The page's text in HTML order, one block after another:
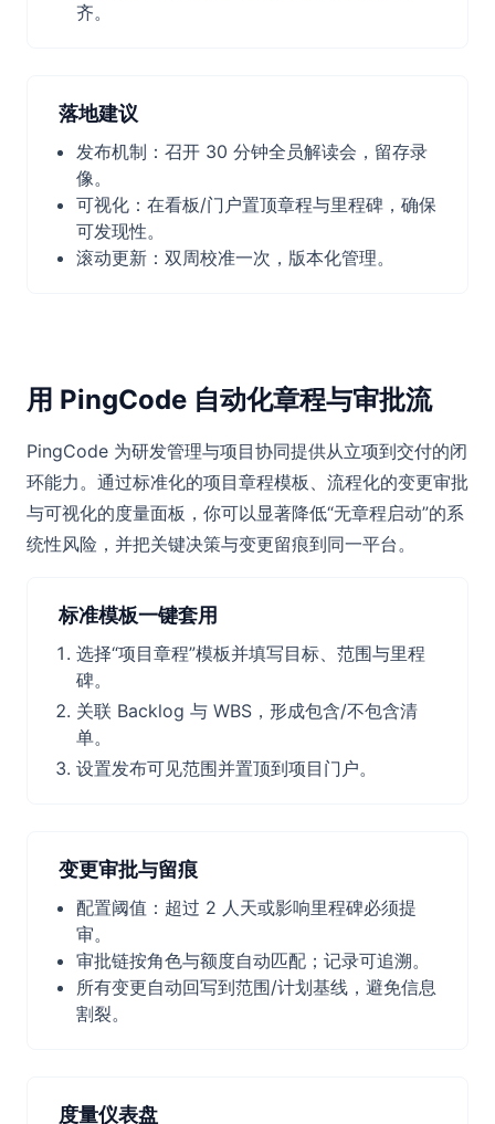
齐。
落地建议
发布机制：召开 30 分钟全员解读会，留存录
像。
可视化：在看板/门户置顶章程与里程碑，确保
可发现性。
滚动更新：双周校准一次，版本化管理。
用 PingCode 自动化章程与审批流
PingCode 为研发管理与项目协同提供从立项到交付的闭
环能力。通过标准化的项目章程模板、流程化的变更审批
与可视化的度量面板，你可以显著降低“无章程启动”的系
统性风险，并把关键决策与变更留痕到同一平台。
标准模板一键套用
选择“项目章程”模板并填写目标、范围与里程
碑。
关联 Backlog 与 WBS，形成包含/不包含清
单。
设置发布可见范围并置顶到项目门户。
变更审批与留痕
配置阈值：超过 2 人天或影响里程碑必须提
审。
审批链按角色与额度自动匹配；记录可追溯。
所有变更自动回写到范围/计划基线，避免信息
割裂。
度量仪表盘